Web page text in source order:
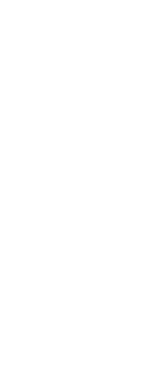
from Member m"